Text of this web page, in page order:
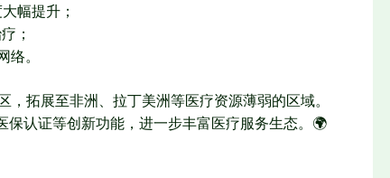
幅提升；
；
。
拓展至非洲、拉丁美洲等医疗资源薄弱的区域。
认证等创新功能，进一步丰富医疗服务生态。🌍